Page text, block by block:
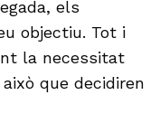
els
objectiu. Tot i
la necessitat
que decidiren